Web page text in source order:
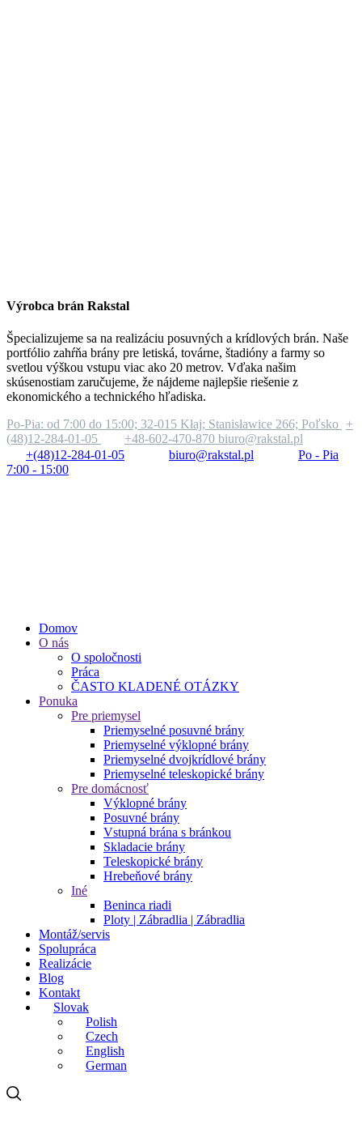
Výrobca brán Rakstal
Špecializujeme sa na realizáciu posuvných a krídlových brán. Naše
portfólio zahŕňa brány pre letiská, továrne, štadióny a farmy so
svetlou výškou vstupu viac ako 20 metrov. Vďaka našim
skúsenostiam zaručujeme, že nájdeme najlepšie riešenie z
ekonomického a technického hľadiska.
Po-Pia: od 7:00 do 15:00; 32-015 Kłaj; Stanisławice 266; Poľsko +
(48)12-284-01-05
+48-602-470-870 biuro@rakstal.pl
+(48)12-284-01-05
biuro@rakstal.pl
Po - Pia
7:00 - 15:00
Domov
O nás
O spoločnosti
Práca
ČASTO KLADENÉ OTÁZKY
Ponuka
Pre priemysel
Priemyselné posuvné brány
Priemyselné výklopné brány
Priemyselné dvojkrídlové brány
Priemyselné teleskopické brány
Pre domácnosť
Výklopné brány
Posuvné brány
Vstupná brána s bránkou
Skladacie brány
Teleskopické brány
Hrebeňové brány
Iné
Beninca riadi
Ploty | Zábradlia | Zábradlia
Montáž/servis
Spolupráca
Realizácie
Blog
Kontakt
Slovak
Polish
Czech
English
German